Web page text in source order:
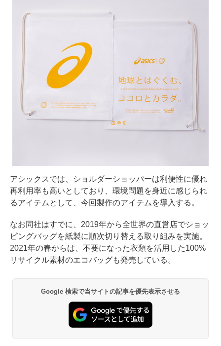
アシックスでは、ショルダーショッパーは利便性に優れ
再利用率も高いとしており、環境問題を身近に感じられ
るアイテムとして、今回製作のアイテムを導入する。
なお同社はすでに、2019年から全世界の直営店でショッ
ピングバッグを紙製に順次切り替える取り組みを実施。
2021年の春からは、不要になった衣類を活用した100%
リサイクル素材のエコバッグも発売している。
Google 検索で当サイトの記事を優先表示させる